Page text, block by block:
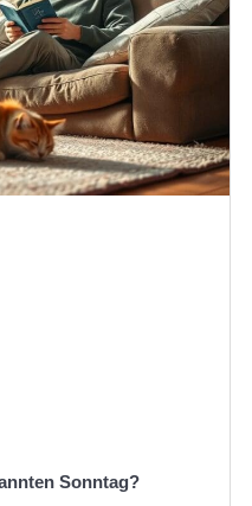
Sonntag?